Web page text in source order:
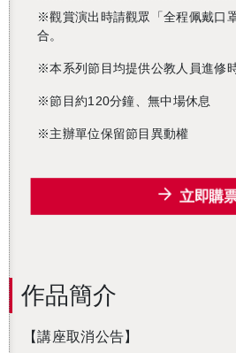
※觀賞演出時請觀眾「全程佩戴口
合。
※本系列節目均提供公教人員進修
※節目約120分鐘、無中場休息
※主辦單位保留節目異動權
立即購
作品簡介
【講座取消公告】